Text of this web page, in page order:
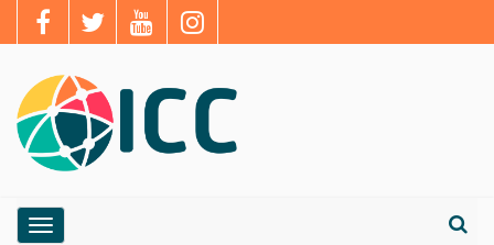
Toggle navigation